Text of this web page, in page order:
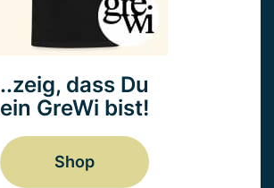
..zeig, dass Du
ein GreWi bist!
Shop